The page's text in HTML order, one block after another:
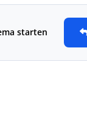
starten